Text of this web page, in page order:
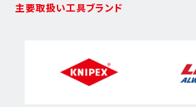
主要取扱い工具ブランド